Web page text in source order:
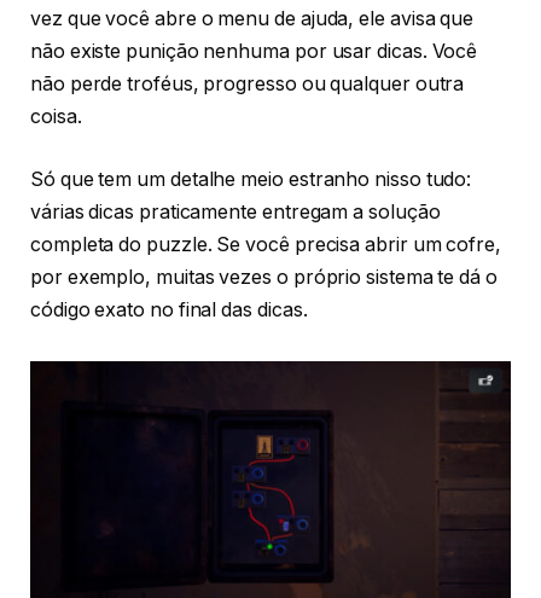
vez que você abre o menu de ajuda, ele avisa que
não existe punição nenhuma por usar dicas. Você
não perde troféus, progresso ou qualquer outra
coisa.
Só que tem um detalhe meio estranho nisso tudo:
várias dicas praticamente entregam a solução
completa do puzzle. Se você precisa abrir um cofre,
por exemplo, muitas vezes o próprio sistema te dá o
código exato no final das dicas.